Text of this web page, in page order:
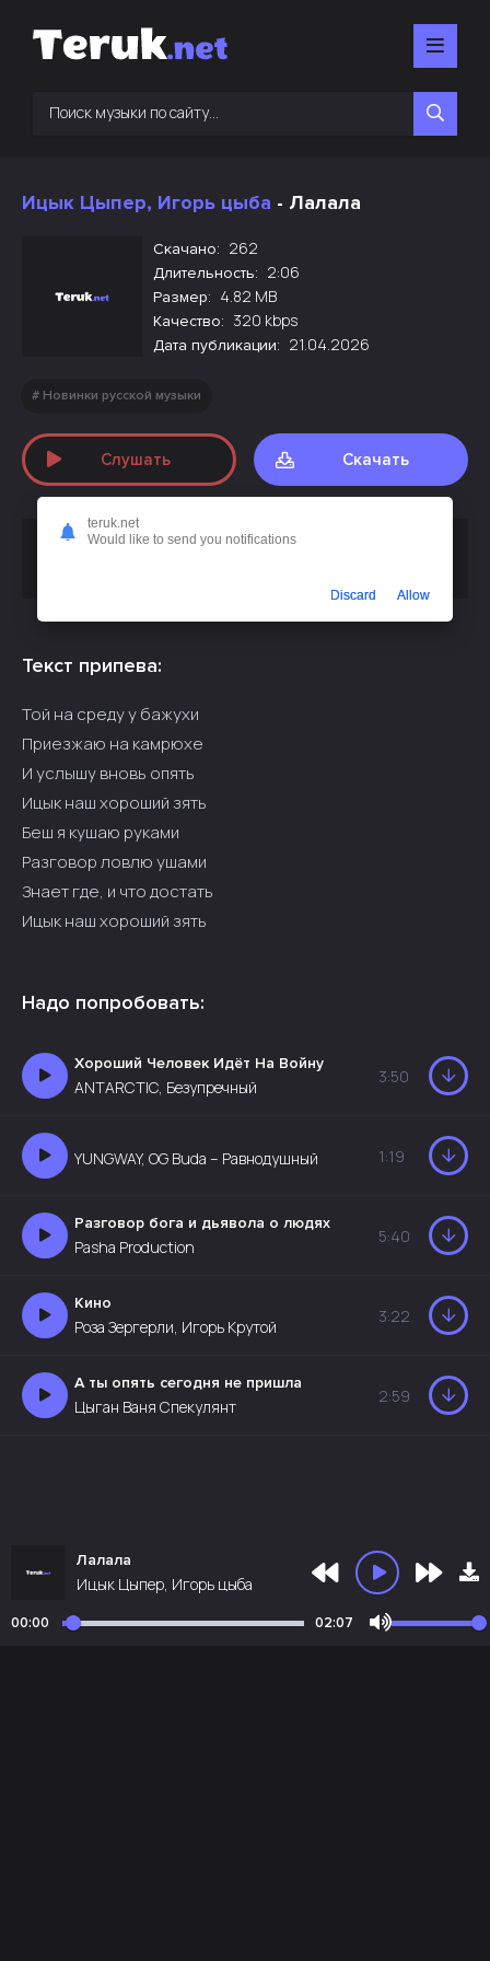
Ицык Цыпер, Игорь цыба - Лалала
Скачано: 262
Длительность: 2:06
Размер: 4.82 MB
Качество: 320 kbps
Дата публикации: 21.04.2026
Новинки русской музыки
Слушать Скачать
Скачать песнюИцык Цыпер, Игорь цыба - Лалала
Текст припева:
Той на среду у бажухи
Приезжаю на камрюхе
И услышу вновь опять
Ицык наш хороший зять
Беш я кушаю руками
Разговор ловлю ушами
Знает где, и что достать
Ицык наш хороший зять
Надо попробовать:
Хороший Человек Идёт На Войну
ANTARCTIC, Безупречный
3:50
YUNGWAY, OG Buda – Равнодушный 1:19
Разговор бога и дьявола о людях
Pasha Production
5:40
Кино
Роза Зергерли, Игорь Крутой
3:22
А ты опять сегодня не пришла
Цыган Ваня Спекулянт
2:59
Лалала
Ицык Цыпер, Игорь цыба
00:00 02:07
teruk.net
Would like to send you notifications
Discard Allow